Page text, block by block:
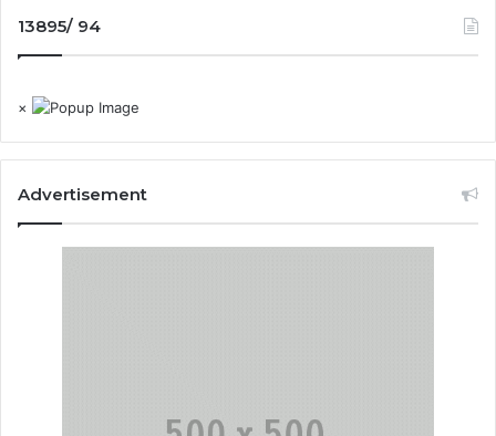
13895/ 94
×
Advertisement